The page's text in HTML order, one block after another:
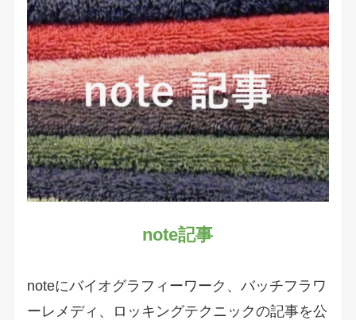
note記事
noteにバイオグラフィーワーク、バッチフラワ
ーレメディ、ロッキングテクニックの記事を公